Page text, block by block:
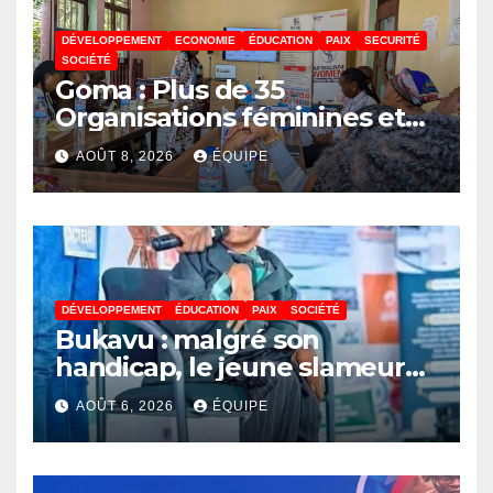
DÉVELOPPEMENT ECONOMIE ÉDUCATION PAIX
SECURITÉ
SOCIÉTÉ
Goma : Plus de 35
Organisations féminines et
associations des jeunes
réunies pour parler paix
AOÛT 8, 2026 ÉQUIPE
DÉVELOPPEMENT ÉDUCATION PAIX SOCIÉTÉ
Bukavu : malgré son
handicap, le jeune slameur
Akonkwa Kenyata Bernard
lance un appel à la solidarité
pour poursuivre ses études
AOÛT 6, 2026 ÉQUIPE